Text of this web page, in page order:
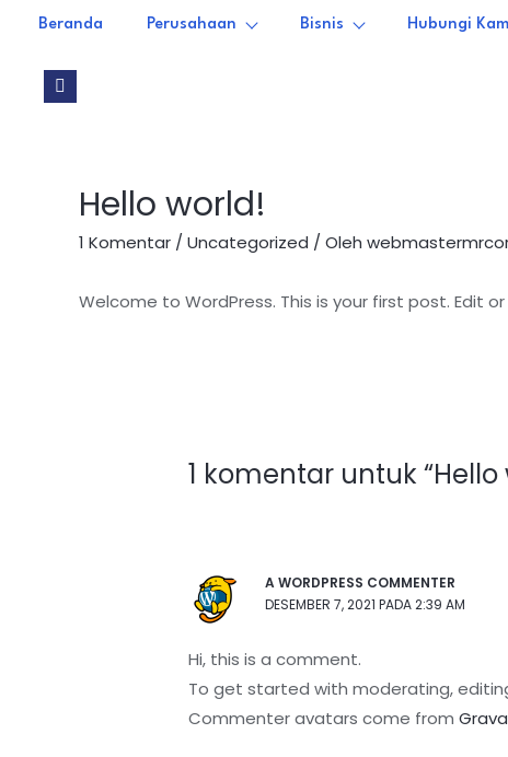
Beranda Perusahaan Bisnis Hubungi
Hello world!
1 Komentar /Uncategorized / Oleh
Welcome to WordPress. This is your first post. Edit
1 komentar untuk “Hello
A WORDPRESS COMMENTER
DESEMBER 7, 2021 PADA 2:39 AM
Hi, this is a comment.
To get started with moderating,
Commenter avatars come from